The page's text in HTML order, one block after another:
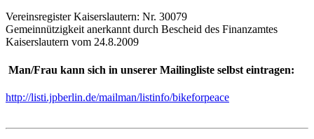
Vereinsregister Kaiserslautern: Nr. 30079
Gemeinnützigkeit anerkannt durch Bescheid des Finanzamtes
Kaiserslautern vom 24.8.2009
Man/Frau kann sich in unserer Mailingliste selbst eintragen:
http://listi.jpberlin.de/mailman/listinfo/bikeforpeace